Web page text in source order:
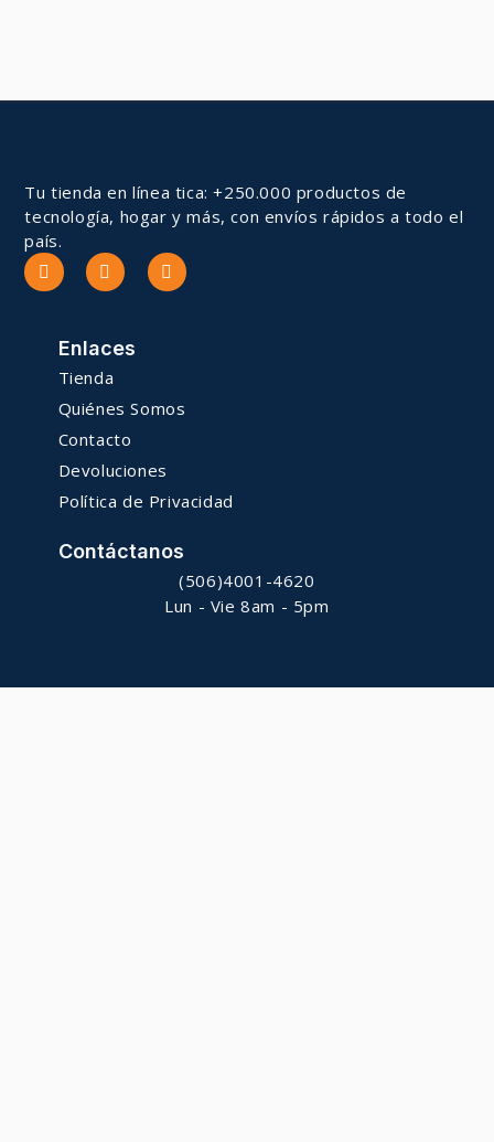
Tu tienda en línea tica: +250.000 productos de
tecnología, hogar y más, con envíos rápidos a todo el
país.
Enlaces
Tienda
Quiénes Somos
Contacto
Devoluciones
Política de Privacidad
Contáctanos
(506)4001-4620
Lun - Vie 8am - 5pm